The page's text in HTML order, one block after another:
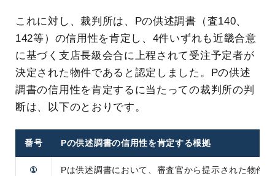
これに対し、裁判所は、Pの供述調書（査140、
142等）の信用性を肯定し、4件いずれも近畿合意
に基づく支店長級会合に上程されて受注予定者が
決定された物件であると認定しました。Pの供述
調書の信用性を肯定するに当たっての裁判所の判
断は、以下のとおりです。
番号 Pの供述調書の信用性を肯定する根拠
①
Pは供述調書において、審査官から提示された物件